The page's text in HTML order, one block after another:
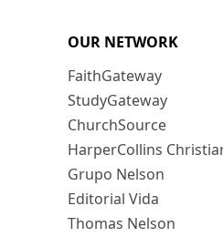
OUR NETWORK
FaithGateway
StudyGateway
ChurchSource
HarperCollins
Grupo Nelson
Editorial Vida
Thomas Nelson